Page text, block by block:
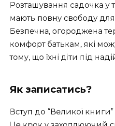
Розташування садочка у
мають повну свободу для
Безпечна, огороджена
комфорт батькам, які
тому, що їхні діти під
Як записатись?
Вступ до “Великої